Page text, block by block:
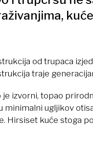
od trupaca
traje
je izvorni, topao
minimalni ugljikov
Hirsiset kuće stoga